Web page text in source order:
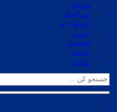
ورزش
بین الملل
ارتباط با ما
انرژی
اقتصادی
جامعه
مقالات